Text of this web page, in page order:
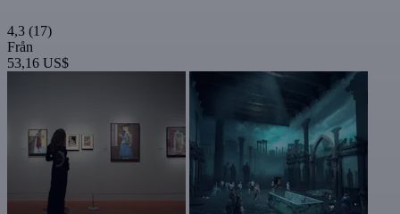
4,3 (17)
Från
53,16 US$